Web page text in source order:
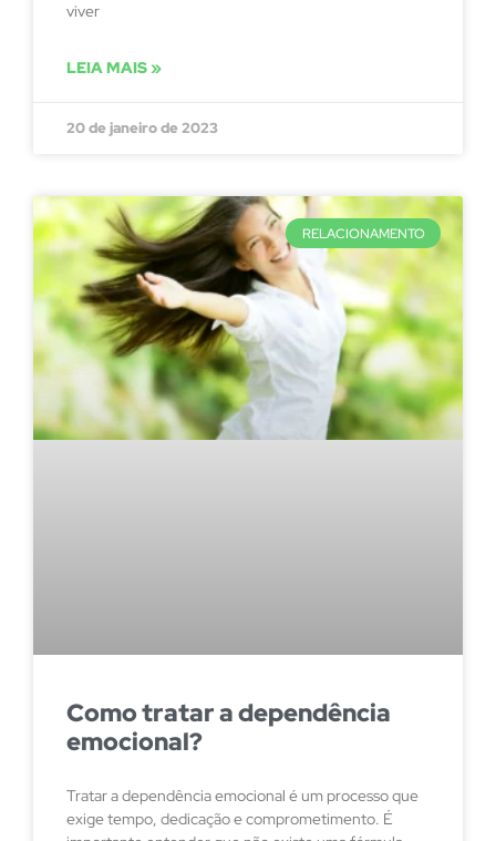
viver
LEIA MAIS »
20 de janeiro de 2023
RELACIONAMENTO
Como tratar a dependência
emocional?
Tratar a dependência emocional é um processo que
exige tempo, dedicação e comprometimento. É